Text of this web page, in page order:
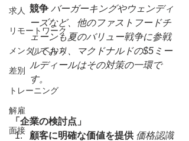
求人
リモートワーク
メンタルヘルス
差別
トレーニング
解雇
面接
競争 バーガーキングやウェンディ
ーズなど、他のファストフードチ
ェーンも夏のバリュー戦争に参戦
しており、マクドナルドの$5ミー
ルディールはその対策の一環で
す。
「企業の検討点」
顧客に明確な価値を提供 価格認識